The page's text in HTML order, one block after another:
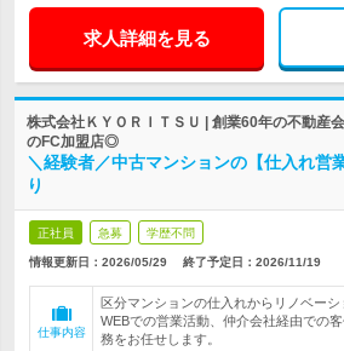
求人詳細を見る
株式会社ＫＹＯＲＩＴＳＵ | 創業60年の不動産
のFC加盟店◎
＼経験者／中古マンションの【仕入れ
り
正社員 急募 学歴不問
情報更新日：2026/05/29 終了予定日： 2026/11/19
仕事内容
区分マンションの仕入れからリノベー
WEBでの営業活動、仲介会社経由での
務をお任せします。